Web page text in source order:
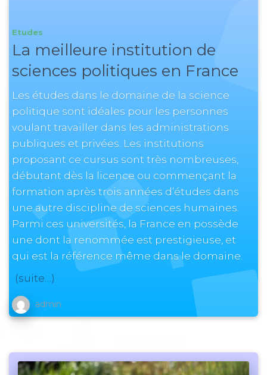
Etudes
La meilleure institution de
sciences politiques en France
Les études dans le domaine de la science
politique sont idéales pour les personnes
voulant travailler dans les administrations
publiques et privées. Les institutions
proposant ce cursus sont très nombreuses,
débutant dès la licence ou commençant la
formation après trois années d’études dans
une autre discipline de sciences humaines.
Parmi ces universités, la France en possède
une dont la renommée est prestigieuse, et
qui est la référence même dans le domaine.
(suite…)
admin